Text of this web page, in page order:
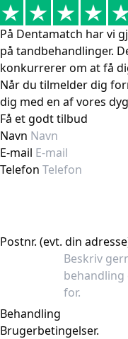
På Dentamatch har vi
på tandbehandlinger.
konkurrerer om at få
Når du tilmelder dig
dig med en af vores
Få et godt tilbud
Navn
E-mail
Telefon
Postnr. (evt. din
Behandling
Brugerbetingelser.